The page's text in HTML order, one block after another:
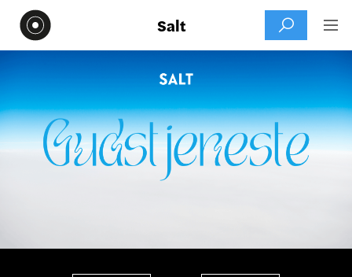
Salt  